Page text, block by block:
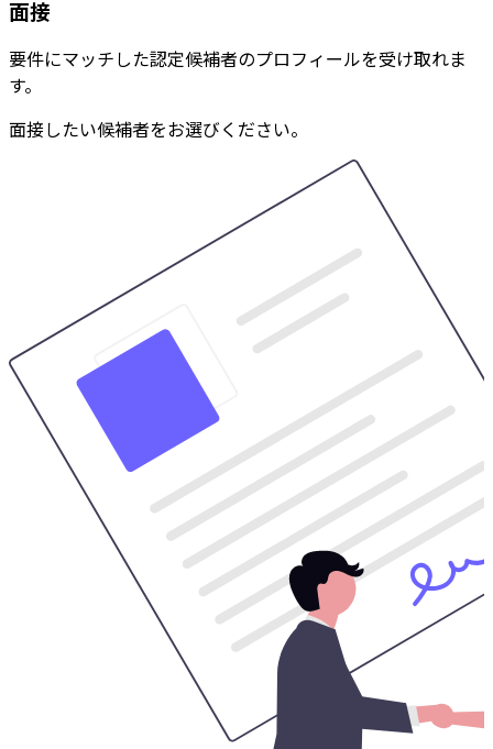
面接
要件にマッチした認定候補者のプロフィールを受け取れま
す。
面接したい候補者をお選びください。